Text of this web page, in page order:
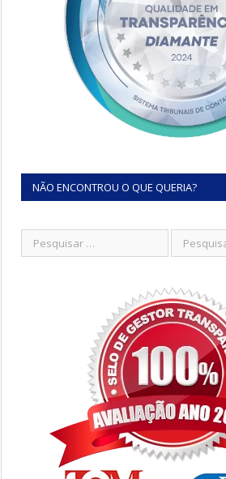
NÃO ENCONTROU O QUE QUERIA?